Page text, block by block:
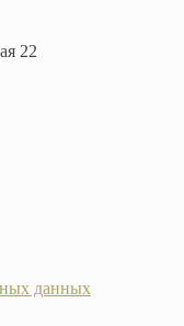
22
данных